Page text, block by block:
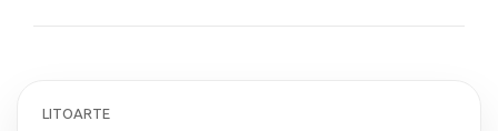
LITOARTE